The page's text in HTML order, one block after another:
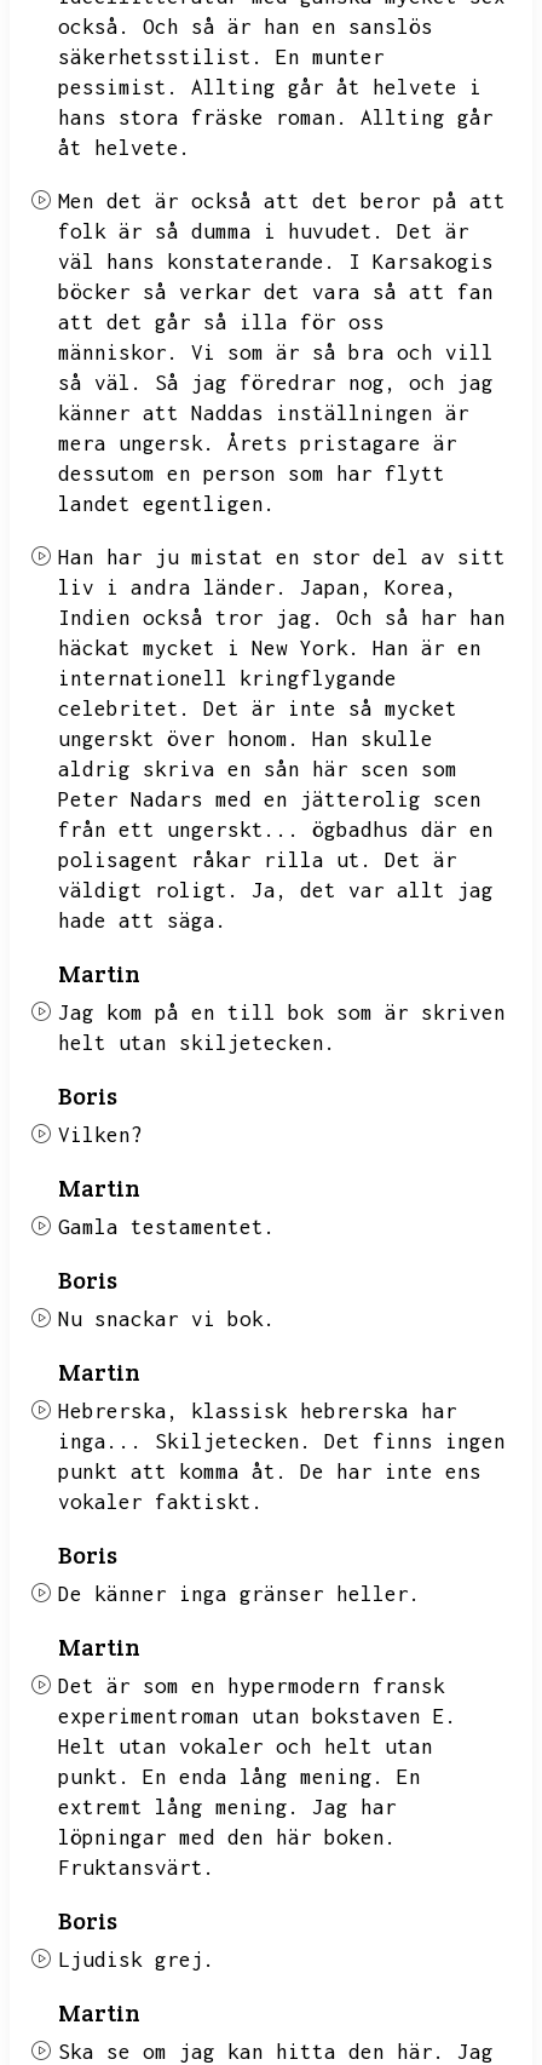
också.
Och så är han en sanslös
säkerhetsstilist.
En munter
pessimist.
Allting går åt helvete i
hans stora fräske roman.
Allting går
åt helvete.
Men det är också att det beror på att
folk är så dumma i huvudet.
Det är
väl hans konstaterande.
I Karsakogis
böcker så verkar det vara så att fan
att det går så illa för oss
människor.
Vi som är så bra och vill
så väl.
Så jag föredrar nog,
och jag
känner att Naddas inställningen är
mera ungersk.
Årets pristagare är
dessutom en person som har flytt
landet egentligen.
Han har ju mistat en stor del av sitt
liv i andra länder.
Japan,
Korea,
Indien också tror jag.
Och så har han
häckat mycket i New York.
Han är en
internationell kringflygande
celebritet.
Det är inte så mycket
ungerskt över honom.
Han skulle
aldrig skriva en sån här scen som
Peter Nadars med en jätterolig scen
från ett ungerskt...
ögbadhus där en
polisagent råkar rilla ut.
Det är
väldigt roligt.
Ja,
det var allt jag
hade att säga.
Martin
Jag kom på en till bok som är skriven
helt utan skiljetecken.
Boris
Vilken?
Martin
Gamla testamentet.
Boris
Nu snackar vi bok.
Martin
Hebrerska,
klassisk hebrerska har
inga...
Skiljetecken.
Det finns ingen
punkt att komma åt.
De har inte ens
vokaler faktiskt.
Boris
De känner inga gränser heller.
Martin
Det är som en hypermodern fransk
experimentroman utan bokstaven E.
Helt utan vokaler och helt utan
punkt.
En enda lång mening.
En
extremt lång mening.
Jag har
löpningar med den här boken.
Fruktansvärt.
Boris
Ljudisk grej.
Martin
Ska se om jag kan hitta den här.
Jag